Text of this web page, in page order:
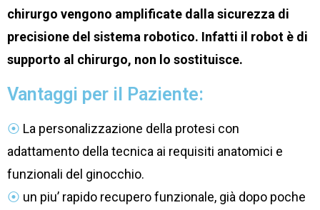
chirurgo vengono amplificate dalla sicurezza di
precisione del sistema robotico. Infatti il robot è di
supporto al chirurgo, non lo sostituisce.
Vantaggi per il Paziente:
⦿ La personalizzazione della protesi con
adattamento della tecnica ai requisiti anatomici e
funzionali del ginocchio.
⦿ un piu’ rapido recupero funzionale, già dopo poche